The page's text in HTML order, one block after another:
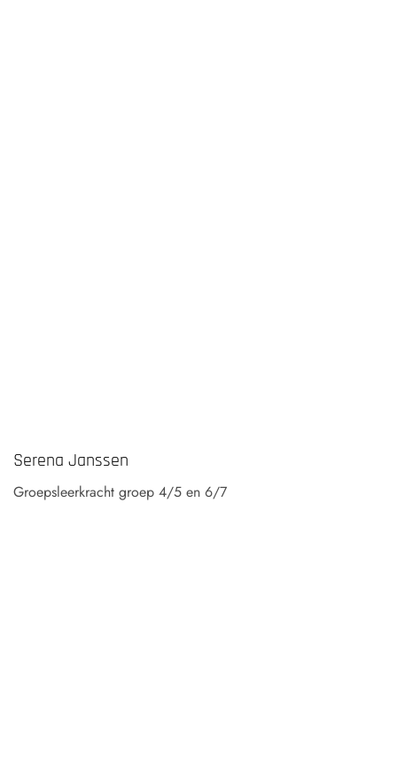
Serena Janssen
Groepsleerkracht groep 4/5 en 6/7